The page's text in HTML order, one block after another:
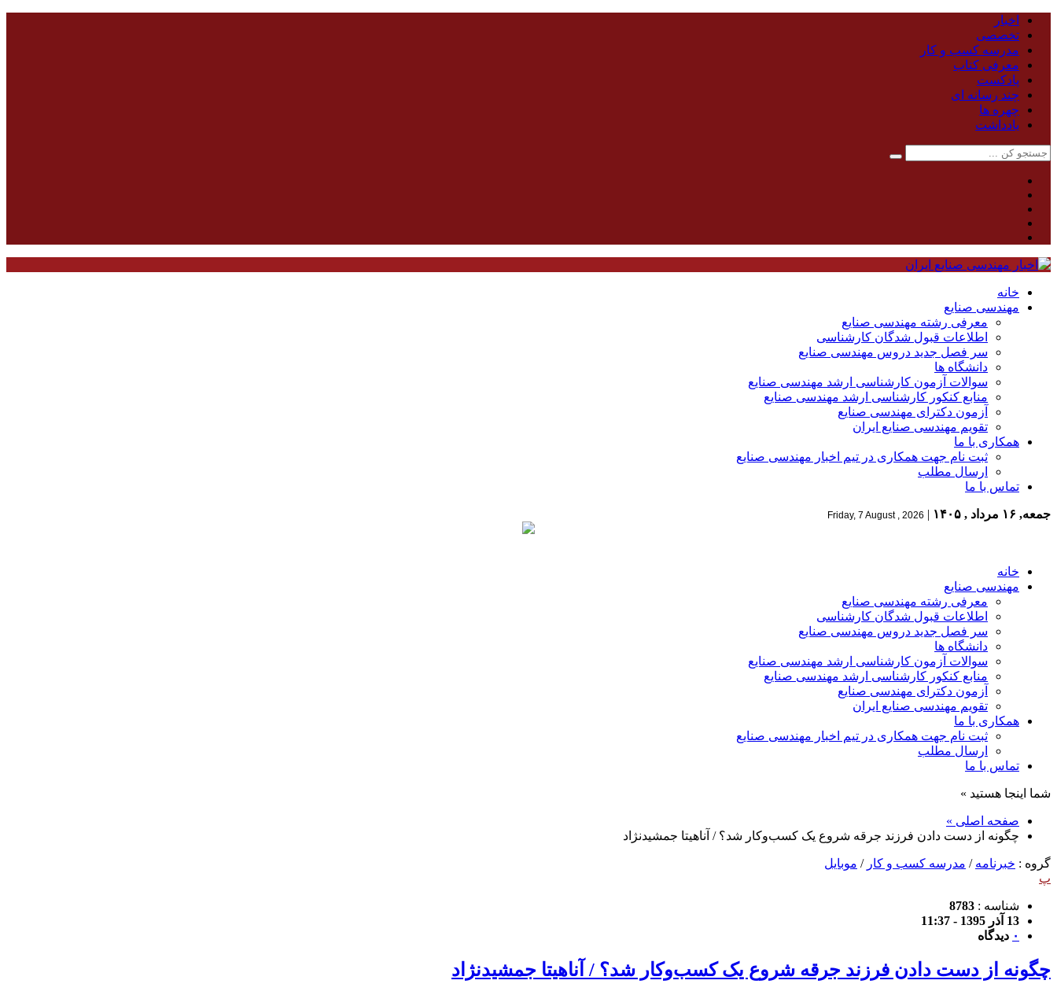
اخبار
تخصصی
مدرسه کسب و کار
معرفی کتاب
پادکست
چند رسانه ای
چهره ها
یادداشت
خانه
مهندسی صنایع
معرفی رشته مهندسی صنایع
اطلاعات قبول شدگان کارشناسی
سر فصل جدید دروس مهندسی صنایع
دانشگاه ها
سوالات آزمون کارشناسی ارشد مهندسی صنایع
منابع کنکور کارشناسی ارشد مهندسی صنایع
آزمون دکترای مهندسی صنایع
تقویم مهندسی صنایع ایران
همکاری با ما
ثبت نام جهت همکاری در تیم اخبار مهندسی صنایع
ارسال مطلب
تماس با ما
جمعه, ۱۶ مرداد , ۱۴۰۵ |
Friday, 7 August , 2026
خانه
مهندسی صنایع
معرفی رشته مهندسی صنایع
اطلاعات قبول شدگان کارشناسی
سر فصل جدید دروس مهندسی صنایع
دانشگاه ها
سوالات آزمون کارشناسی ارشد مهندسی صنایع
منابع کنکور کارشناسی ارشد مهندسی صنایع
آزمون دکترای مهندسی صنایع
تقویم مهندسی صنایع ایران
همکاری با ما
ثبت نام جهت همکاری در تیم اخبار مهندسی صنایع
ارسال مطلب
تماس با ما
شما اینجا هستید »
صفحه اصلی »
چگونه از دست دادن فرزند جرقه شروع یک کسب‌وکار شد؟ / آناهیتا جمشیدنژاد
گروه : خبرنامه / مدرسه کسب و کار / موبایل
پ
شناسه : 8783
13 آذر 1395 - 11:37
۰ دیدگاه
چگونه از دست دادن فرزند جرقه شروع یک کسب‌وکار شد؟ / آناهیتا جمشیدنژاد